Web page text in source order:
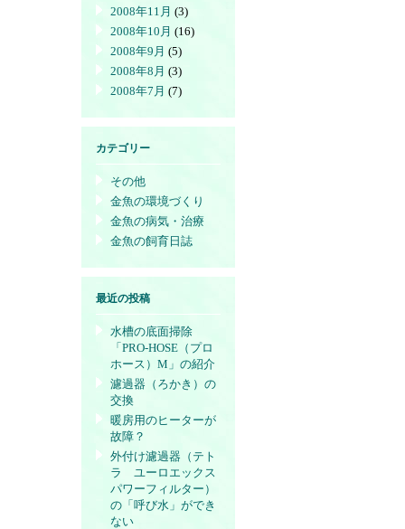
2008年11月 (3)
2008年10月 (16)
2008年9月 (5)
2008年8月 (3)
2008年7月 (7)
カテゴリー
その他
金魚の環境づくり
金魚の病気・治療
金魚の飼育日誌
最近の投稿
水槽の底面掃除
「PRO-HOSE（プロ
ホース）M」の紹介
濾過器（ろかき）の
交換
暖房用のヒーターが
故障？
外付け濾過器（テト
ラ ユーロエックス
パワーフィルター）
の「呼び水」ができ
ない